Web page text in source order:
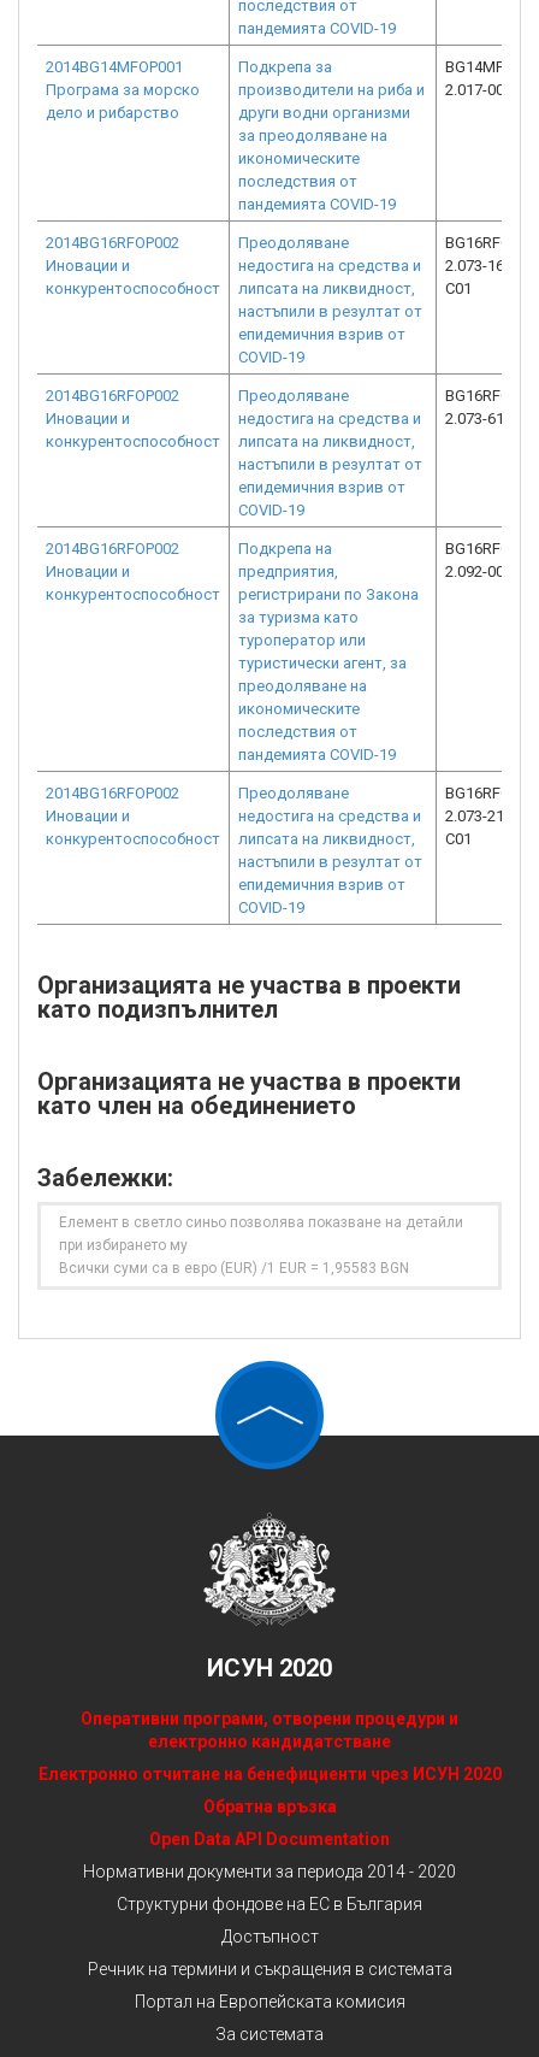
последствия от
пандемията COVID-19
2014BG14MFOP001
Програма за морско
дело и рибарство
Подкрепа за
производители на риба и
други водни организми
за преодоляване на
икономическите
последствия от
пандемията COVID-19
2.017-0026-
2014BG16RFOP002
Иновации и
конкурентоспособност
Преодоляване
недостига на средства и
липсата на ликвидност,
настъпили в резултат от
епидемичния взрив от
COVID-19
2.073-16273-
C01
2014BG16RFOP002
Иновации и
конкурентоспособност
Преодоляване
недостига на средства и
липсата на ликвидност,
настъпили в резултат от
епидемичния взрив от
COVID-19
2.073-6197-
2014BG16RFOP002
Иновации и
конкурентоспособност
Подкрепа на
предприятия,
регистрирани по Закона
за туризма като
туроператор или
туристически агент, за
преодоляване на
икономическите
последствия от
пандемията COVID-19
2.092-0042-
2014BG16RFOP002
Иновации и
конкурентоспособност
Преодоляване
недостига на средства и
липсата на ликвидност,
настъпили в резултат от
епидемичния взрив от
COVID-19
2.073-21657-
C01
Организацията не участва в проекти
като подизпълнител
Организацията не участва в проекти
като член на обединението
Забележки:
Елемент в светло синьо позволява показване на детайли
при избирането му
Всички суми са в евро (EUR) /1 EUR = 1,95583 BGN
ИСУН 2020
Оперативни програми, отворени процедури и
електронно кандидатстване
Електронно отчитане на бенефициенти чрез ИСУН 2020
Обратна връзка
Open Data API Documentation
Нормативни документи за периода 2014 - 2020
Структурни фондове на ЕС в България
Достъпност
Речник на термини и съкращения в системата
Портал на Европейската комисия
За системата